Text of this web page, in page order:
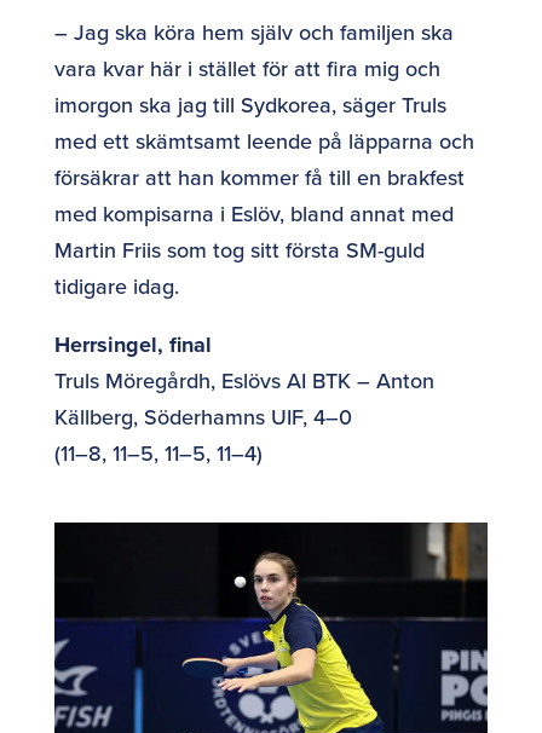
– Jag ska köra hem själv och familjen ska
vara kvar här i stället för att fira mig och
imorgon ska jag till Sydkorea, säger Truls
med ett skämtsamt leende på läpparna och
försäkrar att han kommer få till en brakfest
med kompisarna i Eslöv, bland annat med
Martin Friis som tog sitt första SM-guld
tidigare idag.
Herrsingel, final
Truls Möregårdh, Eslövs AI BTK – Anton
Källberg, Söderhamns UIF, 4–0
(11–8, 11–5, 11–5, 11–4)